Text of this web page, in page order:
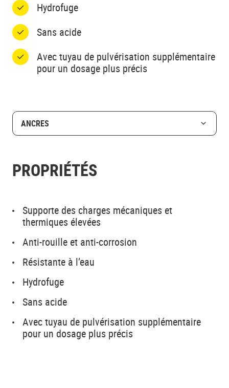
Hydrofuge
Sans acide
Avec tuyau de pulvérisation supplémentaire
pour un dosage plus précis
ANCRES
PROPRIÉTÉS
Supporte des charges mécaniques et
thermiques élevées
Anti-rouille et anti-corrosion
Résistante à l’eau
Hydrofuge
Sans acide
Avec tuyau de pulvérisation supplémentaire
pour un dosage plus précis